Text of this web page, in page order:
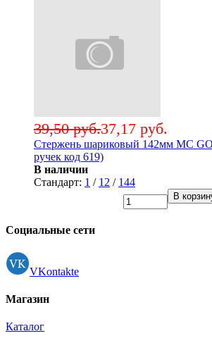
37,17 руб.
39,50 руб.
Стержень шариковый 142мм MC
ручек код 619)
В наличии
Стандарт: 1 / 12 / 144
В
Социальные сети
VKontakte
Магазин
Каталог